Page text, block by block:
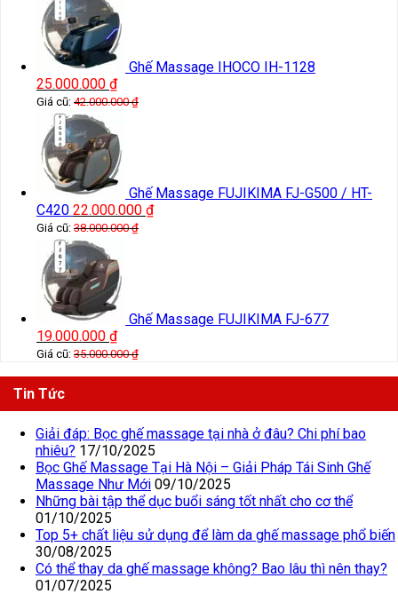
Ghế Massage IHOCO IH-1128
25.000.000 ₫
Giá cũ: 42.000.000₫
Ghế Massage FUJIKIMA FJ-G500 / HT-
C420 22.000.000 ₫
Giá cũ: 38.000.000₫
Ghế Massage FUJIKIMA FJ-677
19.000.000 ₫
Giá cũ: 35.000.000₫
Tin Tức
Giải đáp: Bọc ghế massage tại nhà ở đâu? Chi phí bao
nhiêu? 17/10/2025
Bọc Ghế Massage Tại Hà Nội – Giải Pháp Tái Sinh Ghế
Massage Như Mới 09/10/2025
Những bài tập thể dục buổi sáng tốt nhất cho cơ thể
01/10/2025
Top 5+ chất liệu sử dụng để làm da ghế massage phổ biến
30/08/2025
Có thể thay da ghế massage không? Bao lâu thì nên thay?
01/07/2025